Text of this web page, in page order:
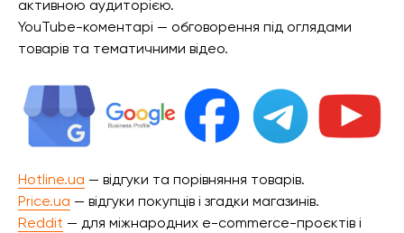
активною аудиторією.
YouTube-коментарі — обговорення під оглядами
товарів та тематичними відео.
Hotline.ua — відгуки та порівняння товарів.
Price.ua — відгуки покупців і згадки магазинів.
Reddit — для міжнародних e-commerce-проєктів і